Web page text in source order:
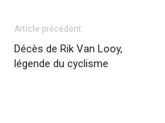
Article précédent
Décès de Rik Van Looy,
légende du cyclisme